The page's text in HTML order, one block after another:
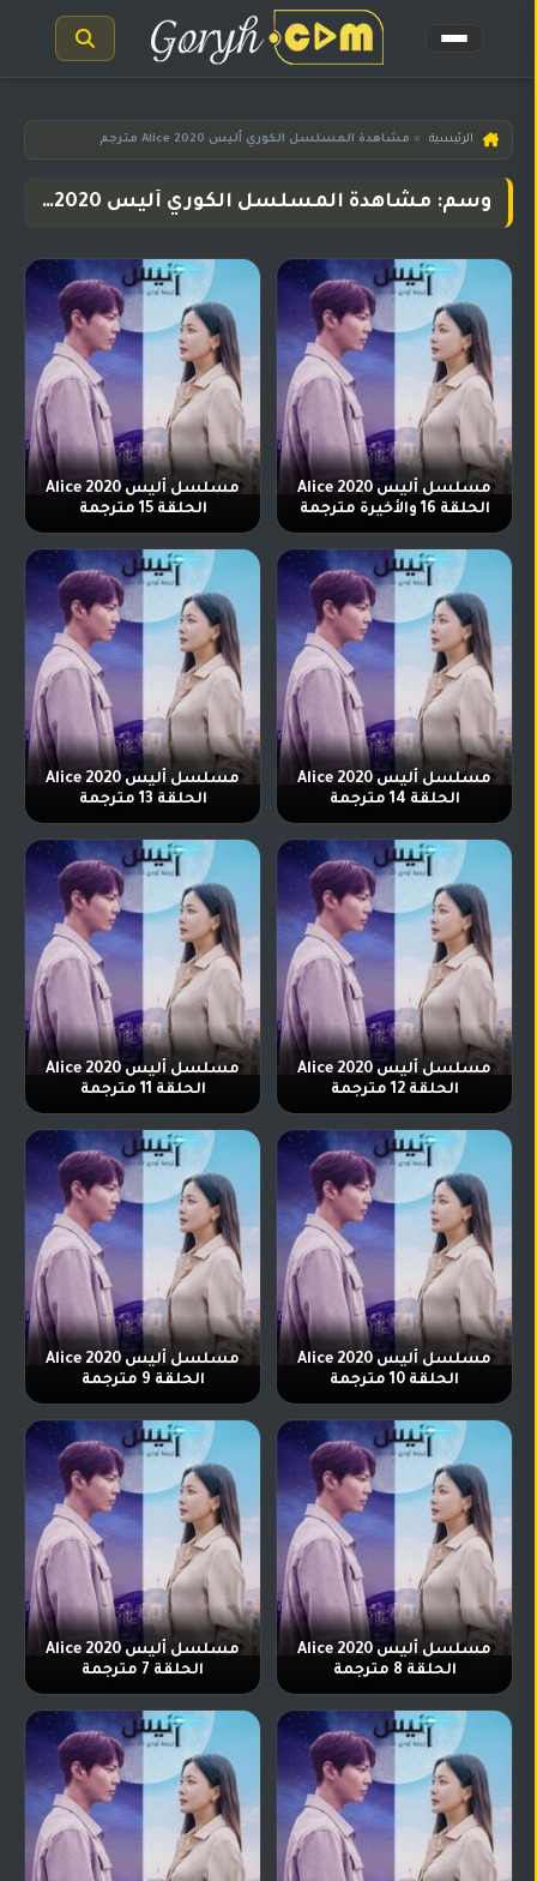
الرئيسية
مسلسلات
هندية
المترجمة
مسلسلات
هندية
مدبلجة
أفلام
هندية
مسلسلات
تركية
مسلسلات
تركي
مترجم
مسلسلات
تركي
مدبلج
مسلسلات
أجنبية
مسلسلات
كورية
الرئيسية » مشاهدة المسلسل الكوري أليس Alice 2020 مترجم
وسم: مشاهدة المسلسل الكوري أليس Alice 2020 مترجم
مسلسل أليس Alice 2020
الحلقة 16 والأخيرة مترجمة
مسلسل أليس Alice 2020
الحلقة 15 مترجمة
مسلسل أليس Alice 2020
الحلقة 14 مترجمة
مسلسل أليس Alice 2020
الحلقة 13 مترجمة
مسلسل أليس Alice 2020
الحلقة 12 مترجمة
مسلسل أليس Alice 2020
الحلقة 11 مترجمة
مسلسل أليس Alice 2020
الحلقة 10 مترجمة
مسلسل أليس Alice 2020
الحلقة 9 مترجمة
مسلسل أليس Alice 2020
الحلقة 8 مترجمة
مسلسل أليس Alice 2020
الحلقة 7 مترجمة